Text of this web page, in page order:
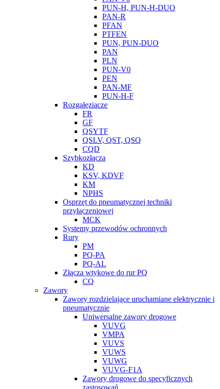
PUN-H, PUN-H-DUO
PAN-R
PFAN
PTFEN
PUN, PUN-DUO
PAN
PLN
PUN-V0
PEN
PAN-MF
PUN-H-F
Rozgałęziacze
FR
GF
QSYTF
QSLV, QST, QSQ
CQD
Szybkozłącza
KD
KSV, KDVF
KM
NPHS
Osprzęt do pneumatycznej techniki
przyłączeniowej
MCK
Systemy przewodów ochronnych
Rury
PM
PQ-PA
PQ-AL
Złącza wtykowe do rur PQ
CQ
Zawory
Zawory rozdzielające uruchamiane elektrycznie i
pneumatycznie
Uniwersalne zawory drogowe
VUVG
VMPA
VUVS
VUWS
VUWG
VUVG-F1A
Zawory drogowe do specyficznych
zastosowań